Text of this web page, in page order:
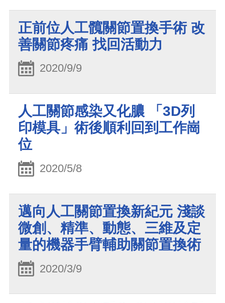
正前位人工髖關節置換手術 改
善關節疼痛 找回活動力
2020/9/9
人工關節感染又化膿 「3D列
印模具」術後順利回到工作崗
位
2020/5/8
邁向人工關節置換新紀元 淺談
微創、精準、動態、三維及定
量的機器手臂輔助關節置換術
2020/3/9